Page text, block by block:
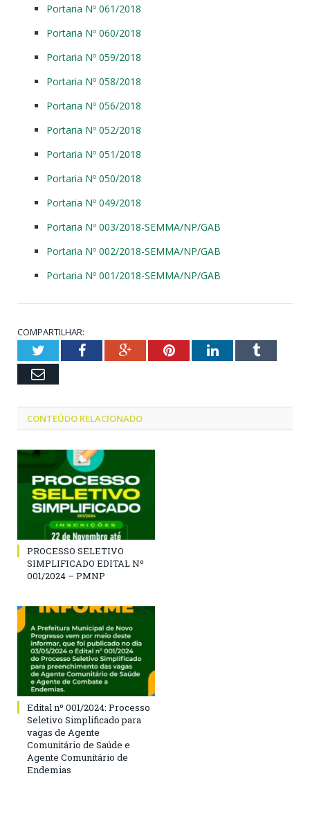
Portaria Nº 061/2018
Portaria Nº 060/2018
Portaria Nº 059/2018
Portaria Nº 058/2018
Portaria Nº 056/2018
Portaria Nº 052/2018
Portaria Nº 051/2018
Portaria Nº 050/2018
Portaria Nº 049/2018
Portaria Nº 003/2018-SEMMA/NP/GAB
Portaria Nº 002/2018-SEMMA/NP/GAB
Portaria Nº 001/2018-SEMMA/NP/GAB
COMPARTILHAR:
TwitterFacebookGoogle+PinterestLinkedInTumblr
Email
CONTEÚDO RELACIONADO
PROCESSO SELETIVO
SIMPLIFICADO EDITAL Nº
001/2024 – PMNP
Edital nº 001/2024: Processo
Seletivo Simplificado para
vagas de Agente
Comunitário de Saúde e
Agente Comunitário de
Endemias